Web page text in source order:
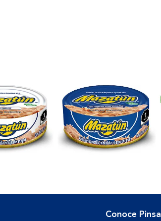
Conoce Pinsa